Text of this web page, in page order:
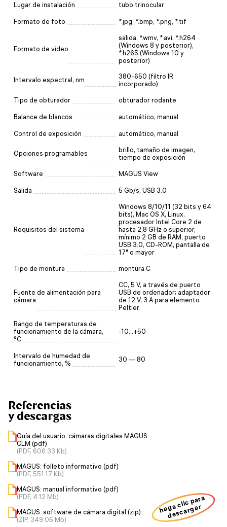
Lugar de instalación tubo trinocular
Formato de foto *.jpg, *.bmp, *.png, *.tif
Formato de vídeo
salida: *.wmv, *.avi, *.h264
(Windows 8 y posterior),
*.h265 (Windows 10 y
posterior)
Intervalo espectral, nm
380-650 (filtro IR
incorporado)
Tipo de obturador obturador rodante
Balance de blancos automático, manual
Control de exposición automático, manual
Opciones programables
brillo, tamaño de imagen,
tiempo de exposición
Software MAGUS View
Salida 5 Gb/s, USB 3.0
Requisitos del sistema
Windows 8/10/11 (32 bits y 64
bits), Mac OS X, Linux,
procesador Intel Core 2 de
hasta 2,8 GHz o superior,
mínimo 2 GB de RAM, puerto
USB 3.0, CD-ROM, pantalla de
17" o mayor
Tipo de montura montura C
Fuente de alimentación para
cámara
CC, 5 V, a través de puerto
USB de ordenador; adaptador
de 12 V, 3 A para elemento
Peltier
Rango de temperaturas de
funcionamiento de la cámara,
°C
-10...+50
Intervalo de humedad de
funcionamiento, %
30 — 80
Referencias
y descargas
Guía del usuario: cámaras digitales MAGUS
CLM (pdf)
(PDF, 606.33 Kb)
MAGUS: folleto informativo (pdf)
(PDF, 551.17 Kb)
MAGUS: manual informativo (pdf)
(PDF, 4.12 Mb)
MAGUS: software de cámara digital (zip)
(ZIP, 349.06 Mb)
haga clic para
descargar